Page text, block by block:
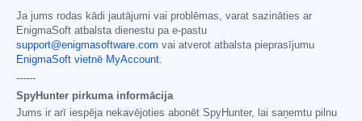
Ja jums rodas kādi jautājumi vai problēmas, varat sazināties ar
EnigmaSoft atbalsta dienestu pa e-pastu
support@enigmasoftware.com vai atverot atbalsta pieprasījumu
EnigmaSoft vietnē MyAccount.
------
SpyHunter pirkuma informācija
Jums ir arī iespēja nekavējoties abonēt SpyHunter, lai saņemtu pilnu